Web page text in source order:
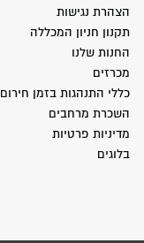
הצהרת נגישות
תקנון חניון המכללה
החנות שלנו
מכרזים
כללי התנהגות בזמן חירום
השכרת מרחבים
מדיניות פרטיות
בלוגים